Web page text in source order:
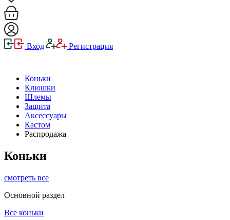
Вход Регистрация
Коньки
Клюшки
Шлемы
Защита
Аксессуары
Кастом
Распродажа
Коньки
смотреть все
Основной раздел
Все коньки